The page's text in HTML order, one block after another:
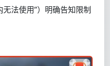
法使用”）明确告知限制